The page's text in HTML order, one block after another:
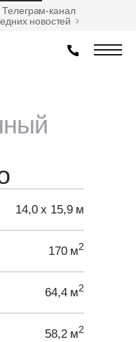
канал
новостей
14,0 х 15,9 м
170 м2
64,4 м2
58,2 м2